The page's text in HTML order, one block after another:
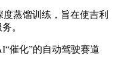
蒸馏训练，旨在使吉利
。
催化”的自动驾驶赛道